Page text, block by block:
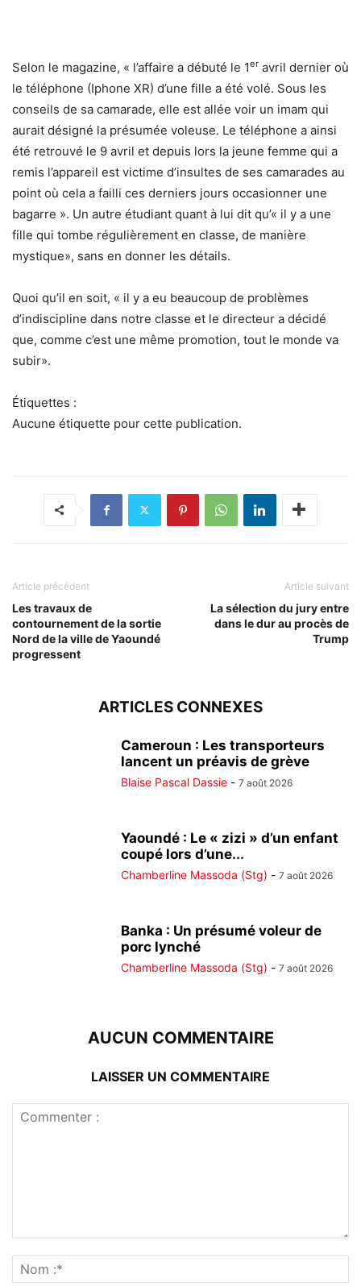
Selon le magazine, « l’affaire a débuté le 1er avril dernier où
le téléphone (Iphone XR) d’une fille a été volé. Sous les
conseils de sa camarade, elle est allée voir un imam qui
aurait désigné la présumée voleuse. Le téléphone a ainsi
été retrouvé le 9 avril et depuis lors la jeune femme qui a
remis l’appareil est victime d’insultes de ses camarades au
point où cela a failli ces derniers jours occasionner une
bagarre ». Un autre étudiant quant à lui dit qu’« il y a une
fille qui tombe régulièrement en classe, de manière
mystique», sans en donner les détails.
Quoi qu’il en soit, « il y a eu beaucoup de problèmes
d’indiscipline dans notre classe et le directeur a décidé
que, comme c’est une même promotion, tout le monde va
subir».
Étiquettes :
Aucune étiquette pour cette publication.
Article précédent
Les travaux de
contournement de la sortie
Nord de la ville de Yaoundé
progressent
Article suivant
La sélection du jury entre
dans le dur au procès de
Trump
ARTICLES CONNEXES
Cameroun : Les transporteurs
lancent un préavis de grève
Blaise Pascal Dassie - 7 août 2026
Yaoundé : Le « zizi » d’un enfant
coupé lors d’une...
Chamberline Massoda (Stg) - 7 août 2026
Banka : Un présumé voleur de
porc lynché
Chamberline Massoda (Stg) - 7 août 2026
AUCUN COMMENTAIRE
LAISSER UN COMMENTAIRE